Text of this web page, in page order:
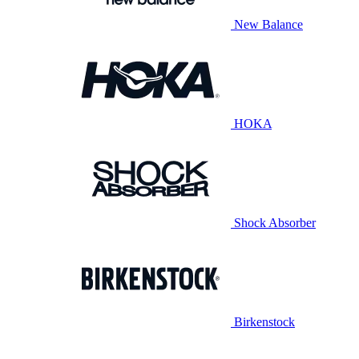
New Balance
HOKA
Shock Absorber
Birkenstock